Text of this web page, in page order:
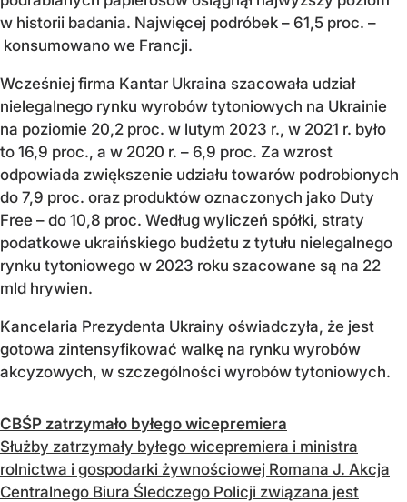
w historii badania. Najwięcej podróbek – 61,5 proc. –
konsumowano we Francji.
Wcześniej firma Kantar Ukraina szacowała udział
nielegalnego rynku wyrobów tytoniowych na Ukrainie
na poziomie 20,2 proc. w lutym 2023 r., w 2021 r. było
to 16,9 proc., a w 2020 r. – 6,9 proc. Za wzrost
odpowiada zwiększenie udziału towarów podrobionych
do 7,9 proc. oraz produktów oznaczonych jako Duty
Free – do 10,8 proc. Według wyliczeń spółki, straty
podatkowe ukraińskiego budżetu z tytułu nielegalnego
rynku tytoniowego w 2023 roku szacowane są na 22
mld hrywien.
Kancelaria Prezydenta Ukrainy oświadczyła, że jest
gotowa zintensyfikować walkę na rynku wyrobów
akcyzowych, w szczególności wyrobów tytoniowych.
CBŚP zatrzymało byłego wicepremiera
Służby zatrzymały byłego wicepremiera i ministra
rolnictwa i gospodarki żywnościowej Romana J. Akcja
Centralnego Biura Śledczego Policji związana jest